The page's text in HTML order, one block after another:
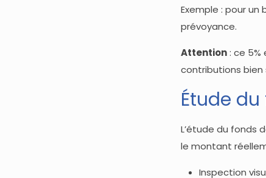
Exemple : pour
prévoyance.
Attention: ce 5%
contributions
Étude
L’étude du fonds
le montant
Inspection